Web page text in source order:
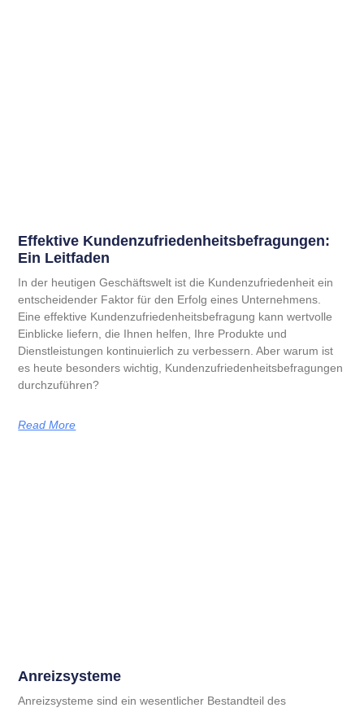
Effektive Kundenzufrieden­heitsbefragungen:
Ein Leitfaden
In der heutigen Geschäftswelt ist die Kundenzufriedenheit ein
entscheidender Faktor für den Erfolg eines Unternehmens.
Eine effektive Kundenzufriedenheitsbefragung kann wertvolle
Einblicke liefern, die Ihnen helfen, Ihre Produkte und
Dienstleistungen kontinuierlich zu verbessern. Aber warum ist
es heute besonders wichtig, Kundenzufriedenheitsbefragungen
durchzuführen?
Read More
Anreizsysteme
Anreizsysteme sind ein wesentlicher Bestandteil des